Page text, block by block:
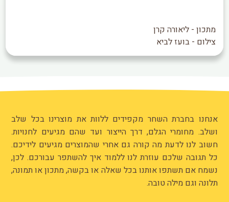
מתכון - ליאורה קרן
צילום - בועז לביא
אנחנו בחברת השחר מקפידים ללוות את מוצרינו בכל שלב
ושלב. מחומרי הגלם, דרך הייצור ועד שהם מגיעים לחנויות.
חשוב לנו לדעת מה קורה גם אחרי שהמוצרים מגיעים לידיכם.
כל תגובה שלכם עוזרת לנו ללמוד איך להשתפר עבורכם. לכן,
נשמח אם תשתפו אותנו בכל שאלה או בקשה, מתכון או תמונה,
תלונה וגם מילה טובה.